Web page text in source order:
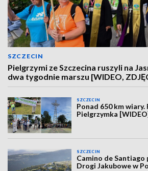
SZCZECIN
Pielgrzymi ze Szczecina ruszyli na
dwa tygodnie marszu [WIDEO,
SZCZECIN
Ponad 650 km wiary.
Pielgrzymka
SZCZECIN
Camino de Santiago
Drogi Jakubowe w